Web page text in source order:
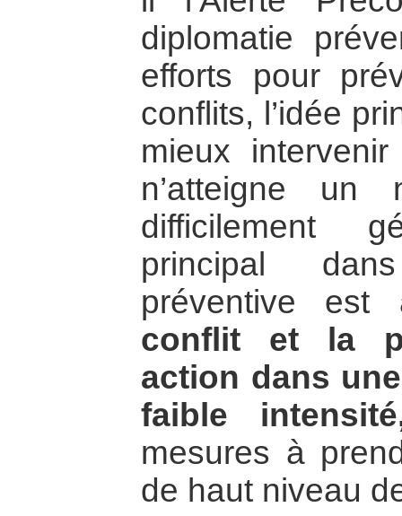
diplomatie
efforts pour
conflits, l’idée
mieux
n’atteigne un
difficilement
principal
préventive
conflit et la
action dans
faible
mesures à
de haut niveau